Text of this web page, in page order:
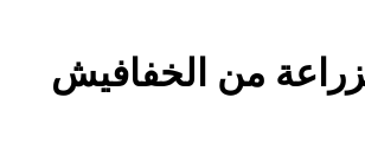
من الخفافيش